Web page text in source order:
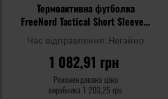
Термоактивна футболка
FreeNord Tactical Short Sleeve -
Час відправлення: Негайно
1 082,91 грн
Рекомендована ціна
виробника 1 203,25 грн